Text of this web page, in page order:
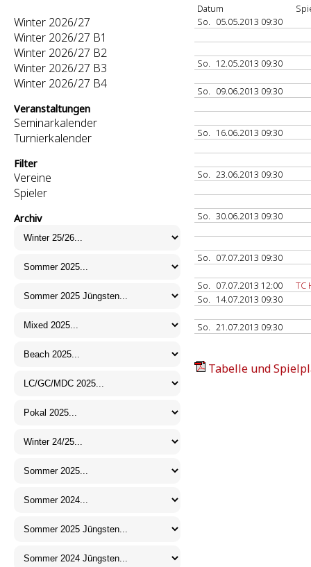
Winter 2026/27
Winter 2026/27 B1
Winter 2026/27 B2
Winter 2026/27 B3
Winter 2026/27 B4
Veranstaltungen
Seminarkalender
Turnierkalender
Filter
Vereine
Spieler
Archiv
Datum
So. 05.05.2013 09:30
So. 12.05.2013 09:30
So. 09.06.2013 09:30
So. 16.06.2013 09:30
So. 23.06.2013 09:30
So. 30.06.2013 09:30
So. 07.07.2013 09:30
So. 07.07.2013 12:00
TC
So. 14.07.2013 09:30
So. 21.07.2013 09:30
Tabelle und